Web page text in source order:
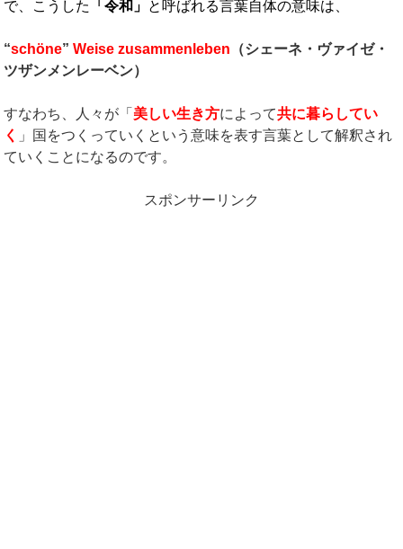
で、こうした 「令和」 と呼ばれる言葉自体の意味は、
“schöne”Weise zusammenleben （シェーネ・ヴァイゼ・
ツザンメンレーベン）
すなわち、人々が「 美しい生き方によって共に暮らしてい
く
」国をつくっていくという意味を表す言葉として解釈され
ていくことになるのです。
スポンサーリンク